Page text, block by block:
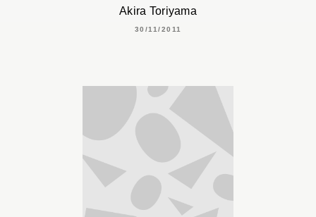
Akira Toriyama
30/11/2011